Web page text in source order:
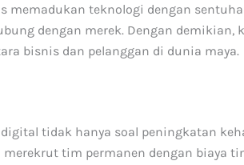
memadukan teknologi dengan
dengan merek. Dengan demikian,
bisnis dan pelanggan di dunia maya.
tidak hanya soal peningkatan
tim permanen dengan biaya